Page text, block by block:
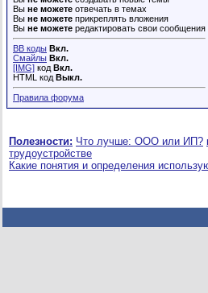
Вы не можете отвечать в темах
Вы не можете прикреплять вложения
Вы не можете редактировать свои сообщения
BB коды Вкл.
Смайлы Вкл.
[IMG] код Вкл.
HTML код Выкл.
Правила форума
Полезности: Что лучше: ООО или ИП?
трудоустройстве
Какие понятия и определения